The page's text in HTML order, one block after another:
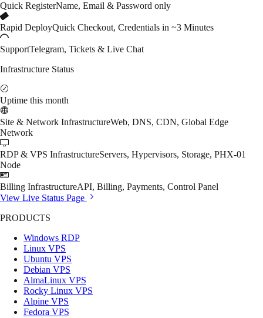
Quick RegisterName, Email & Password only
Rapid DeployQuick Checkout, Credentials in ~3 Minutes
SupportTelegram, Tickets & Live Chat
Infrastructure Status
Uptime this month
Site & Network InfrastructureWeb, DNS, CDN, Global Edge
Network
RDP & VPS InfrastructureServers, Hypervisors, Storage, PHX-01
Node
Billing InfrastructureAPI, Billing, Payments, Control Panel
View Live Status Page
PRODUCTS
Windows RDP
Linux VPS
Ubuntu VPS
Debian VPS
AlmaLinux VPS
Rocky Linux VPS
Alpine VPS
Fedora VPS